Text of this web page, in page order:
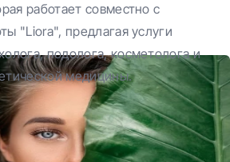
работает совместно с
"Liora", предлагая услуги
подолога, косметолога и
медицины.